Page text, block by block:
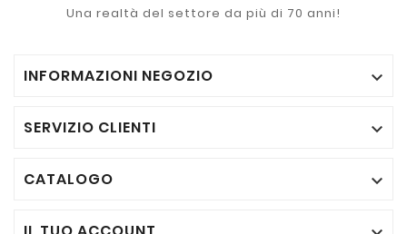
Una realtà del settore da più di 70 anni!
INFORMAZIONI NEGOZIO 
SERVIZIO CLIENTI 
CATALOGO 